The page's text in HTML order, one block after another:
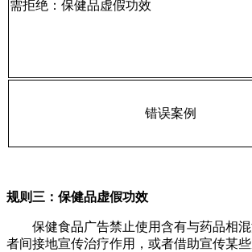
需拒绝：保健品虚假功效
错误案例
规则三：保健品虚假功效
保健食品广告禁止使用含有与药品相
者间接地宣传治疗作用，或者借助宣传某